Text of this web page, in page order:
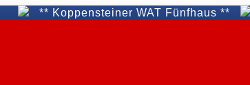
** Koppensteiner WAT Fünfhaus **